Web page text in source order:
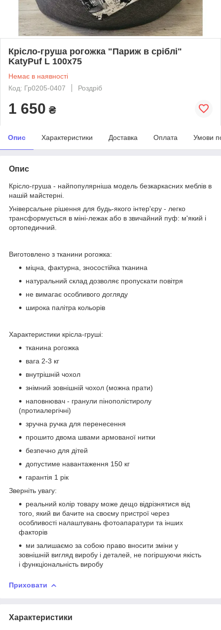
Крісло-груша рогожка "Париж в сріблі"
KatyPuf L 100x75
Немає в наявності
Код: Гр0205-0407
Роздріб
1 650 ₴
Опис Характеристики Доставка Оплата Умови
Опис
Крісло-груша - найпопулярніша модель безкаркасних меблів в
нашій майстерні.
Універсальне рішення для будь-якого інтер'єру - легко
трансформується в міні-лежак або в звичайний пуф: м'який і
ортопедичний.
Виготовлено з тканини рогожка:
міцна, фактурна, зносостійка тканина
натуральний склад дозволяє пропускати повітря
не вимагає особливого догляду
широка палітра кольорів
Характеристики крісла-груші:
тканина рогожка
вага 2-3 кг
внутрішній чохол
знімний зовнішній чохол (можна прати)
наповнювач - гранули пінополістиролу
(протиалергічні)
зручна ручка для перенесення
прошито двома швами армованої нитки
безпечно для дітей
допустиме навантаження 150 кг
гарантія 1 рік
Зверніть увагу:
реальний колір товару може дещо відрізнятися від
того, який ви бачите на своєму пристрої через
особливості налаштувань фотоапаратури та інших
факторів
ми залишаємо за собою право вносити зміни у
зовнішній вигляд виробу і деталей, не погіршуючи якість
і функціональність виробу
Приховати
Характеристики